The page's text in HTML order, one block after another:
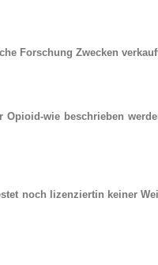
Forschung Zwecken
wie beschrieben
noch lizenziertin keiner